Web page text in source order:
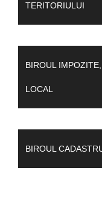
TERITORIULUI
BIROUL
LOCAL
BIROUL